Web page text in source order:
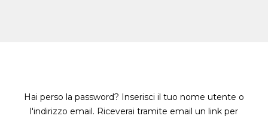
Hai perso la password? Inserisci il tuo nome utente o
l'indirizzo email. Riceverai tramite email un link per